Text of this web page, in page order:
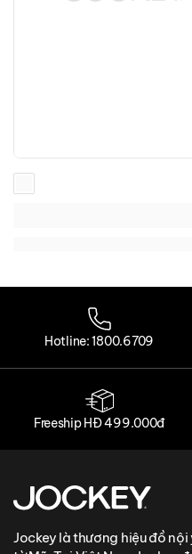
Hotline: 1800.6709
Freeship HĐ 499.000đ
Jockey là thương hiệu đồ